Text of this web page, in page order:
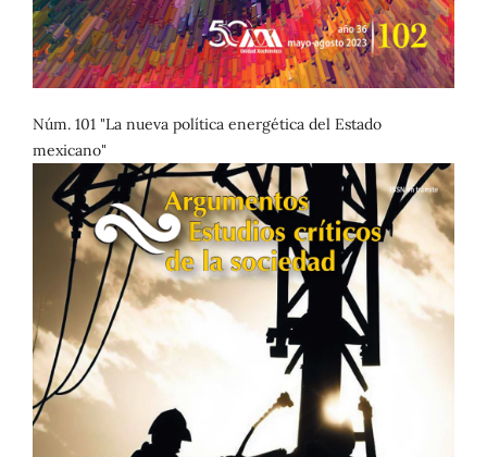
Núm. 101 "La nueva política energética del Estado
mexicano"